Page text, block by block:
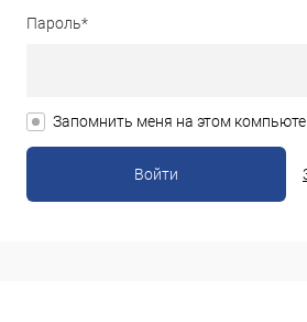
Пароль*
Запомнить меня на этом